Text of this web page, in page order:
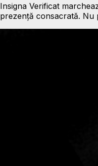
Insigna Verificat
prezență consacrată. Nu